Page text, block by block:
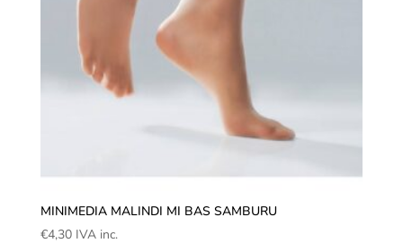
MINIMEDIA MALINDI MI BAS SAMBURU
€4,30 IVA inc.